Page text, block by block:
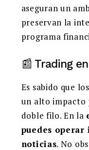
aseguran un
preservan la
programa
📰 Trading
Es sabido que
un alto impacto
doble filo. En la
puedes operar
noticias. No